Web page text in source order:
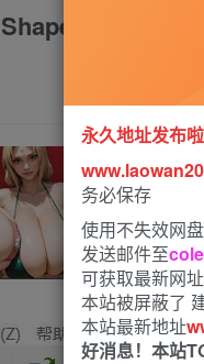
v11.2
永久地址发布啦
务必保存
使用不失效网
发送邮件至
可获取最新网址
本站被屏蔽了
本站最新地址
好消息！本站